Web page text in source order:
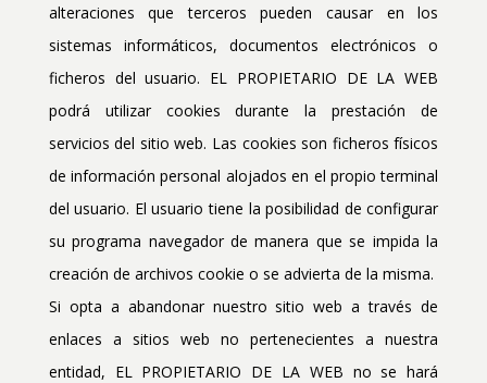
alteraciones que terceros pueden causar en los
sistemas informáticos, documentos electrónicos o
ficheros del usuario. EL PROPIETARIO DE LA WEB
podrá utilizar cookies durante la prestación de
servicios del sitio web. Las cookies son ficheros físicos
de información personal alojados en el propio terminal
del usuario. El usuario tiene la posibilidad de configurar
su programa navegador de manera que se impida la
creación de archivos cookie o se advierta de la misma.
Si opta a abandonar nuestro sitio web a través de
enlaces a sitios web no pertenecientes a nuestra
entidad, EL PROPIETARIO DE LA WEB no se hará